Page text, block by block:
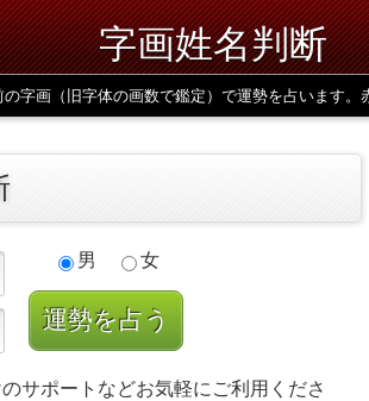
字画姓名判断
字画（旧字体の画数で鑑定）で運勢を占います。
男 女
サポートなどお気軽にご利用くださ